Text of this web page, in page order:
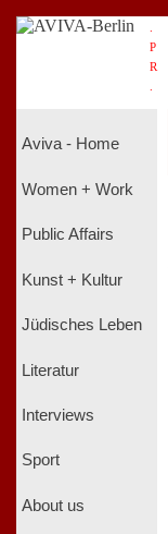
P
R
Aviva - Home
Women + Work
Public Affairs
Kunst + Kultur
Jüdisches Leben
Literatur
Interviews
Sport
About us